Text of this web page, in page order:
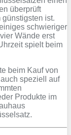
überprüft
ist.
schwieriger
Wände erst
spielt beim
beim Kauf von
speziell auf
Produkte im